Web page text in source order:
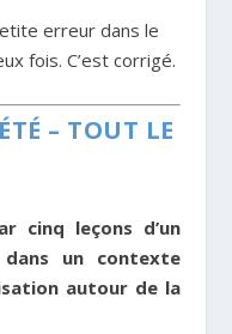
erreur dans le
fois. C’est corrigé.
– TOUT LE
cinq leçons d’un
dans un contexte
autour de la